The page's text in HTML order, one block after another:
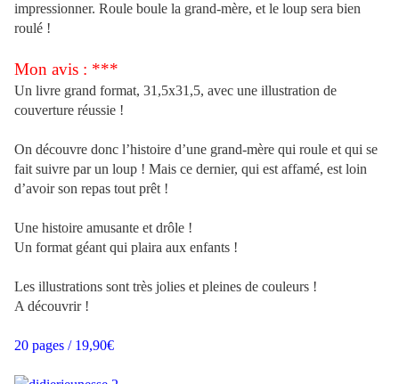
impressionner. Roule boule la grand-mère, et le loup sera bien
roulé !
Mon avis : ***
Un livre grand format, 31,5x31,5, avec une illustration de
couverture réussie !
On découvre donc l’histoire d’une grand-mère qui roule et qui se
fait suivre par un loup ! Mais ce dernier, qui est affamé, est loin
d’avoir son repas tout prêt !
Une histoire amusante et drôle !
Un format géant qui plaira aux enfants !
Les illustrations sont très jolies et pleines de couleurs !
A découvrir !
20 pages / 19,90€